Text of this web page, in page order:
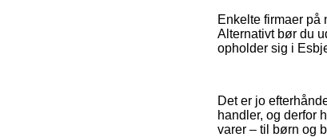
Enkelte firmaer på
Alternativt bør du
opholder sig i
Det er jo
handler, og derfor
varer – til børn og